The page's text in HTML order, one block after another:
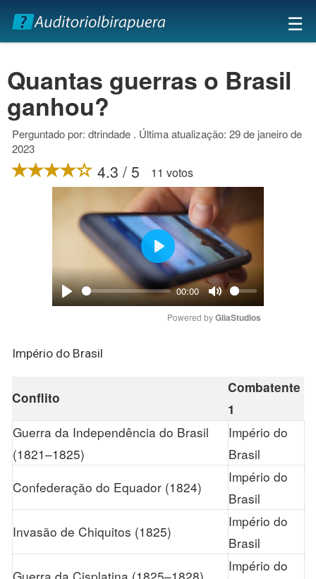
×
☰
Quantas guerras o Brasil
ganhou?
Perguntado por: dtrindade . Última atualização: 29 de janeiro de
2023
4.3 / 5 11 votos
Play
00:00
Mute
Play
Powered by GliaStudios
Império do Brasil
Conflito
Combatente
1
Guerra da Independência do Brasil
(1821–1825)
Império do
Brasil
Confederação do Equador (1824)
Império do
Brasil
Invasão de Chiquitos (1825)
Império do
Brasil
Império do